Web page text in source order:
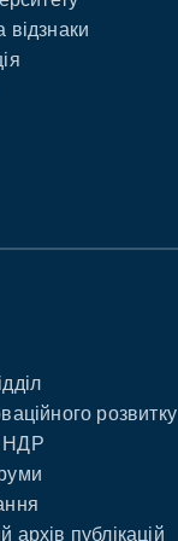
відзнаки
розвитку
НДР
архів публікацій